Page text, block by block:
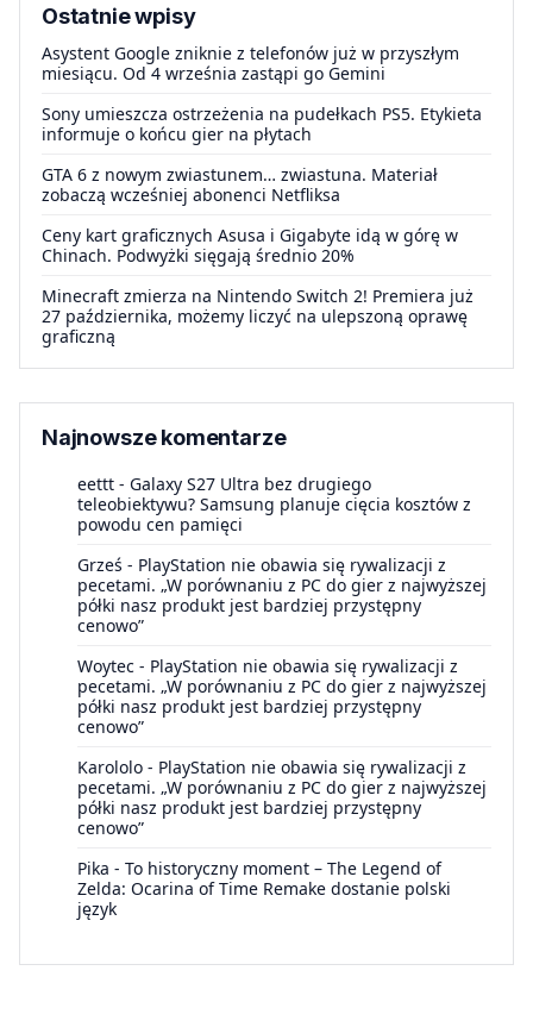
Ostatnie wpisy
Asystent Google zniknie z telefonów już w przyszłym
miesiącu. Od 4 września zastąpi go Gemini
Sony umieszcza ostrzeżenia na pudełkach PS5. Etykieta
informuje o końcu gier na płytach
GTA 6 z nowym zwiastunem… zwiastuna. Materiał
zobaczą wcześniej abonenci Netfliksa
Ceny kart graficznych Asusa i Gigabyte idą w górę w
Chinach. Podwyżki sięgają średnio 20%
Minecraft zmierza na Nintendo Switch 2! Premiera już
27 października, możemy liczyć na ulepszoną oprawę
graficzną
Najnowsze komentarze
eettt - Galaxy S27 Ultra bez drugiego
teleobiektywu? Samsung planuje cięcia kosztów z
powodu cen pamięci
Grześ - PlayStation nie obawia się rywalizacji z
pecetami. „W porównaniu z PC do gier z najwyższej
półki nasz produkt jest bardziej przystępny
cenowo”
Woytec - PlayStation nie obawia się rywalizacji z
pecetami. „W porównaniu z PC do gier z najwyższej
półki nasz produkt jest bardziej przystępny
cenowo”
Karololo - PlayStation nie obawia się rywalizacji z
pecetami. „W porównaniu z PC do gier z najwyższej
półki nasz produkt jest bardziej przystępny
cenowo”
Pika - To historyczny moment – The Legend of
Zelda: Ocarina of Time Remake dostanie polski
język